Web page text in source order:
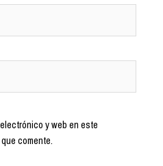
y web en este
comente.